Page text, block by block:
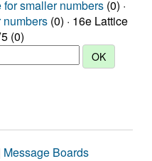
smaller numbers (0) ·
numbers (0) · 16e Lattice
(0)
Message Boards